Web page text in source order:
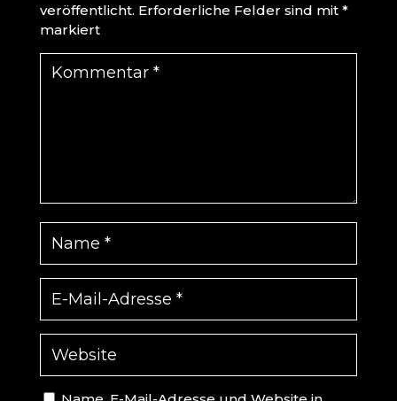
veröffentlicht. Erforderliche Felder sind mit *
markiert